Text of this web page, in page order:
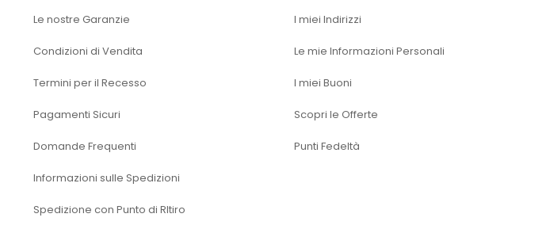
Le nostre Garanzie
Condizioni di Vendita
Termini per il Recesso
Pagamenti Sicuri
Domande Frequenti
Informazioni sulle Spedizioni
Spedizione con Punto di RItiro
I miei Indirizzi
Le mie Informazioni Personali
I miei Buoni
Scopri le Offerte
Punti Fedeltà